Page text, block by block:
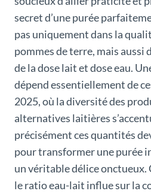
secret d’une purée
pas uniquement dans la
pommes de terre, mais aussi
de la dose lait et dose eau.
dépend essentiellement de
2025, où la diversité des
alternatives laitières
précisément ces quantités
pour transformer une purée
un véritable délice onctueux.
le ratio eau-lait influe sur la